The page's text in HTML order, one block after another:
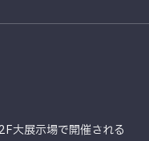
大展示場で開催される